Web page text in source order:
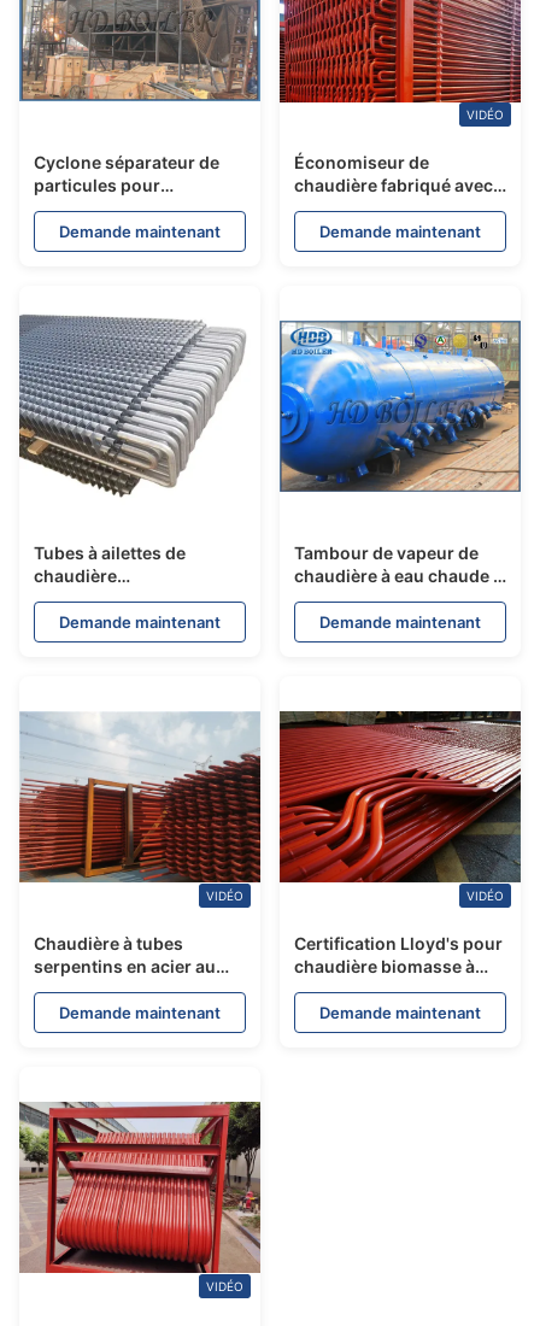
Cyclone séparateur de
particules pour
dépoussiérage de
chaudière CFB à rotation
rapide
Demande maintenant
VIDÉO
Économiseur de
chaudière fabriqué avec
des tubes SA210A1 avec
menottes
Demande maintenant
Tubes à ailettes de
chaudière
personnalisées, ronds,
rectangulaires, tubes
sablés
Demande maintenant
Tambour de vapeur de
chaudière à eau chaude à
gaz à haute température
Demande maintenant
VIDÉO
Chaudière à tubes
serpentins en acier au
carbone ASME,
réchauffeur,
surchauffeur
Demande maintenant
VIDÉO
Certification Lloyd's pour
chaudière biomasse à
membrane, type à
broches
Demande maintenant
VIDÉO